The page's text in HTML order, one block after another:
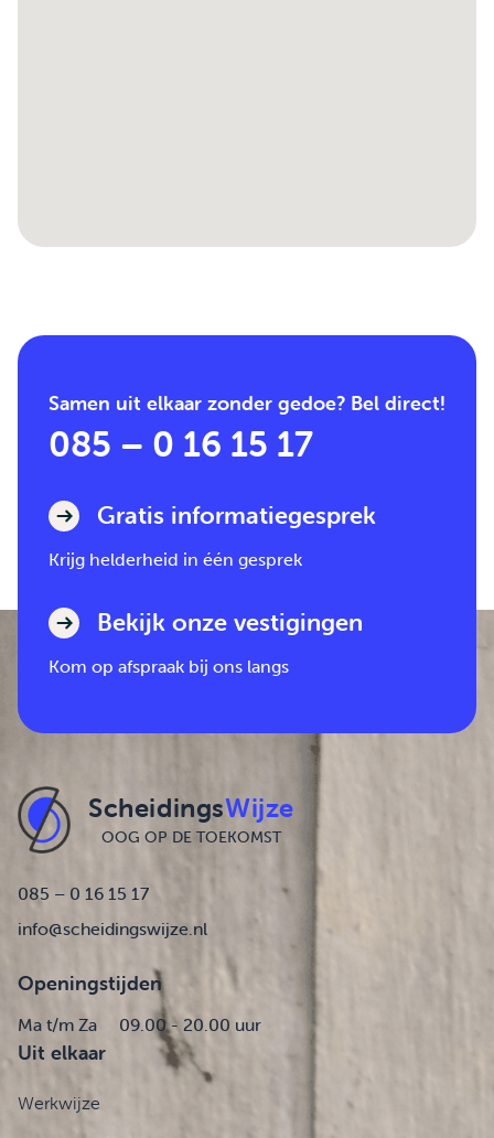
Samen uit elkaar zonder gedoe? Bel direct!
085 – 0 16 15 17
Gratis informatiegesprek
Krijg helderheid in één gesprek
Bekijk onze vestigingen
Kom op afspraak bij ons langs
ScheidingsWijze
OOG OP DE TOEKOMST
085 – 0 16 15 17
info@scheidingswijze.nl
Openingstijden
Ma t/m Za 09.00 - 20.00 uur
Uit elkaar
Werkwijze